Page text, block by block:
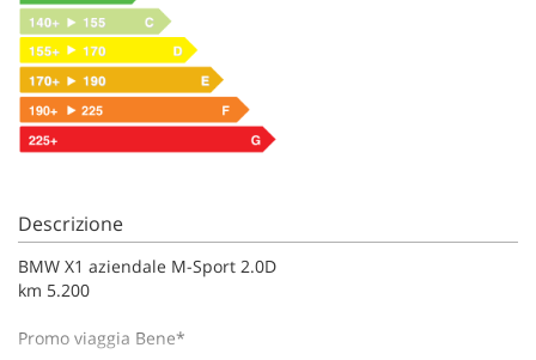
Descrizione
BMW X1 aziendale M-Sport 2.0D
km 5.200
Promo viaggia Bene*